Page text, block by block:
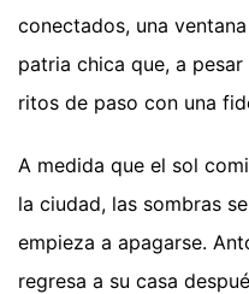
conectados, una
patria chica que, a
ritos de paso con una
A medida que el sol
la ciudad, las sombras
empieza a apagarse.
regresa a su casa